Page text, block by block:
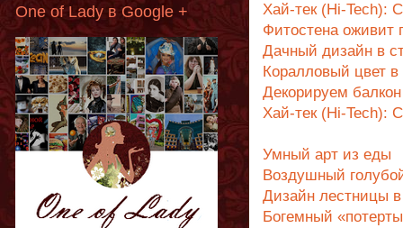
Хай-тек (Hi-Tech):
Фитостена оживит
Дачный дизайн в
Коралловый цвет в
Декорируем балкон
Хай-тек (Hi-Tech):
Умный арт из еды
Воздушный
Дизайн лестницы в
Богемный
One of Lady в Google +